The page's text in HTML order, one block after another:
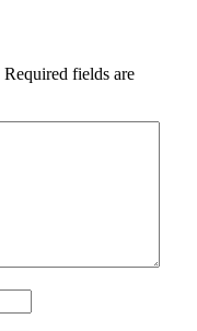
Required fields are